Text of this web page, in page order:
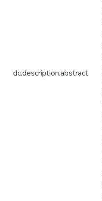
dc.description.abstract